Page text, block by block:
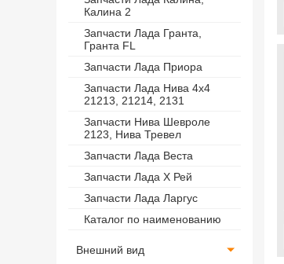
Калина 2
Запчасти Лада Гранта,
Гранта FL
Запчасти Лада Приора
Запчасти Лада Нива 4х4
21213, 21214, 2131
Запчасти Нива Шевроле
2123, Нива Тревел
Запчасти Лада Веста
Запчасти Лада Х Рей
Запчасти Лада Ларгус
Каталог по наименованию
Внешний вид